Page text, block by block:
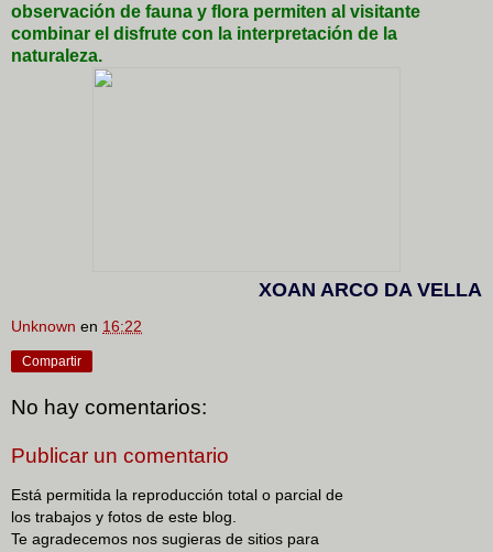
observación de fauna y flora permiten al visitante
combinar el disfrute con la interpretación de la
naturaleza.
XOAN ARCO DA VELLA
Unknown en 16:22
Compartir
No hay comentarios:
Publicar un comentario
Está permitida la reproducción total o parcial de
los trabajos y fotos de este blog.
Te agradecemos nos sugieras de sitios para